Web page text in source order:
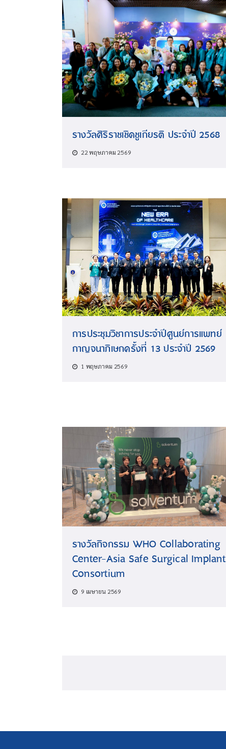
รางวัลศิริราชเชิดชูเกียรติ ประจำปี 2568
22 พฤษภาคม 2569
การประชุมวิชาการประจำปีศูนย์การแพทย์
กาญจนาภิเษกครั้งที่ 13 ประจำปี 2569
1 พฤษภาคม 2569
รางวัลกิจกรรม WHO Collaborating
Center-Asia Safe Surgical Implant
Consortium
9 เมษายน 2569